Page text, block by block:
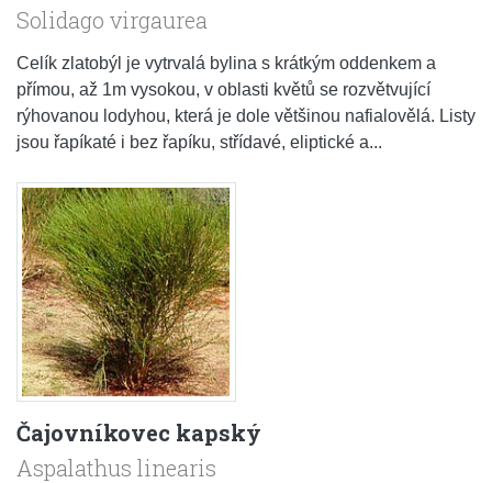
Solidago virgaurea
Celík zlatobýl je vytrvalá bylina s krátkým oddenkem a
přímou, až 1m vysokou, v oblasti květů se rozvětvující
rýhovanou lodyhou, která je dole většinou nafialovělá. Listy
jsou řapíkaté i bez řapíku, střídavé, eliptické a...
Čajovníkovec kapský
Aspalathus linearis